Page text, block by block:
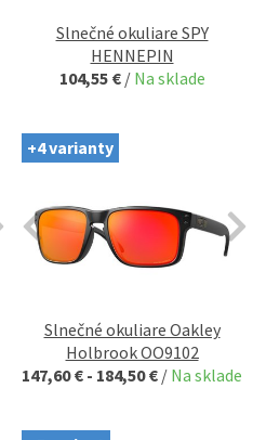
Slnečné okuliare SPY
HENNEPIN
104,55 € / Na sklade
+4 varianty
Slnečné okuliare Oakley
Holbrook OO9102
147,60 € - 184,50 € / Na sklade